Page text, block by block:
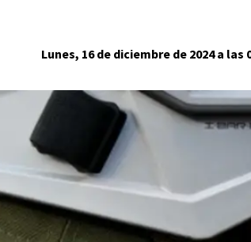
Lunes, 16 de diciembre de 2024 a las